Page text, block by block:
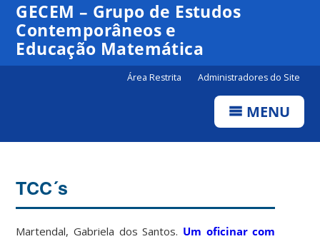
Canais
GECEM – Grupo de Estudos
Contemporâneos e
Educação Matemática
Área Restrita Administradores do Site
MENU
TCC´s
Martendal, Gabriela dos Santos. Um oficinar com